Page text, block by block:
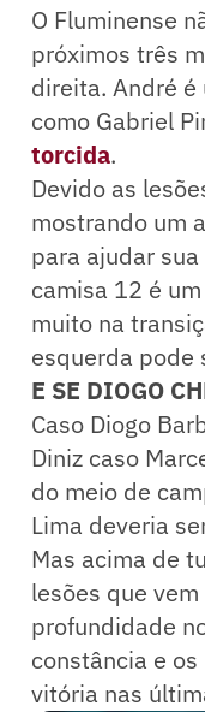
O Fluminense
próximos três
direita. André é
como Gabriel
torcida.
Devido as
mostrando um
para ajudar
camisa 12 é
muito na
esquerda pode
E SE DIOGO
Caso Diogo
Diniz caso
do meio de
Lima deveria
Mas acima de
lesões que
profundidade
constância e
vitória nas